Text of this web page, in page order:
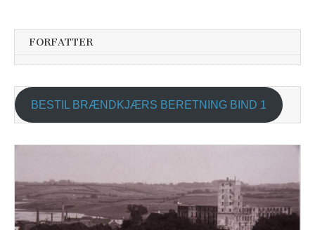
FORFATTER
BESTIL BRÆNDKJÆRS BERETNING BIND 1